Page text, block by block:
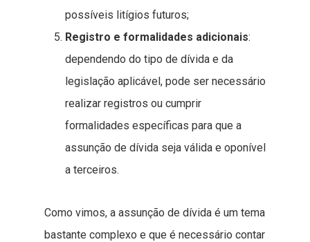
possíveis litígios futuros;
Registro e formalidades adicionais:
dependendo do tipo de dívida e da
legislação aplicável, pode ser necessário
realizar registros ou cumprir
formalidades específicas para que a
assunção de dívida seja válida e oponível
a terceiros.
Como vimos, a assunção de dívida é um tema
bastante complexo e que é necessário contar